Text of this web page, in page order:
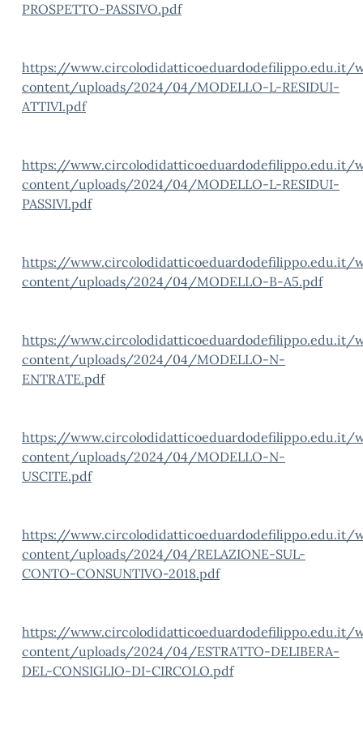
PROSPETTO-PASSIVO.pdf
https://www.circolodidatticoeduardodefilippo.edu.it/
content/uploads/2024/04/MODELLO-L-RESIDUI-
ATTIVI.pdf
https://www.circolodidatticoeduardodefilippo.edu.it/
content/uploads/2024/04/MODELLO-L-RESIDUI-
PASSIVI.pdf
https://www.circolodidatticoeduardodefilippo.edu.it/
content/uploads/2024/04/MODELLO-B-A5.pdf
https://www.circolodidatticoeduardodefilippo.edu.it/
content/uploads/2024/04/MODELLO-N-
ENTRATE.pdf
https://www.circolodidatticoeduardodefilippo.edu.it/
content/uploads/2024/04/MODELLO-N-
USCITE.pdf
https://www.circolodidatticoeduardodefilippo.edu.it/
content/uploads/2024/04/RELAZIONE-SUL-
CONTO-CONSUNTIVO-2018.pdf
https://www.circolodidatticoeduardodefilippo.edu.it/
content/uploads/2024/04/ESTRATTO-DELIBERA-
DEL-CONSIGLIO-DI-CIRCOLO.pdf